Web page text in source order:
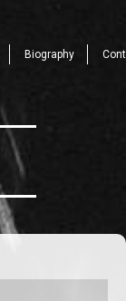
Biography Cont